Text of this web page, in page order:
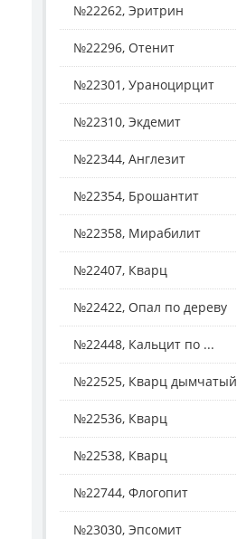
№22262, Эритрин
№22296, Отенит
№22301, Ураноцирцит
№22310, Экдемит
№22344, Англезит
№22354, Брошантит
№22358, Мирабилит
№22407, Кварц
№22422, Опал по дереву
№22448, Кальцит по ...
№22525, Кварц дымчатый
№22536, Кварц
№22538, Кварц
№22744, Флогопит
№23030, Эпсомит